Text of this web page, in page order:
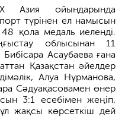
Азия ойындарында
түрінен ел намысын
қола медаль иеленді.
облысынан 11
Асаубаева ғана
Қазақстан әйелдер
Алуа Нұрманова,
Сәдуақасовамен өнер
3:1 есебімен жеңіп,
жақсы көрсеткіш дей